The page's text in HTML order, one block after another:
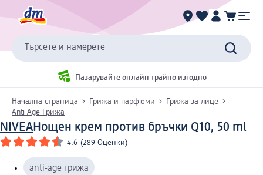
Търсете и намерете
Пазарувайте онлайн трайно изгодно
Начална страница Грижа и парфюми
Грижа за лице
Anti-Age Грижа
NIVEAНощен крем против бръчки Q10, 50 ml
4.6 (289 Оценки)
anti-age грижа